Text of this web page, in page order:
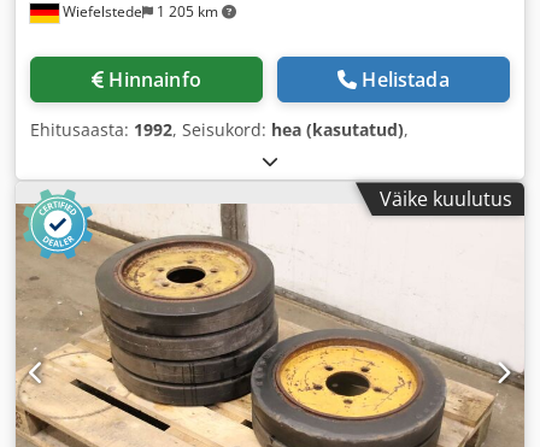
Wiefelstede 1 205 km
Hinnainfo Helistada
Ehitusaasta: 1992, Seisukord: hea (kasutatud),
Väike kuulutus